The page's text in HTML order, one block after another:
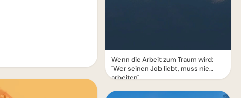
Wenn die Arbeit zum Traum wird:
"Wer seinen Job liebt, muss nie
arbeiten"